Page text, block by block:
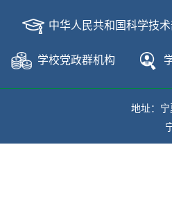
中华人民共和国科学技
学校党政群机构
地址：